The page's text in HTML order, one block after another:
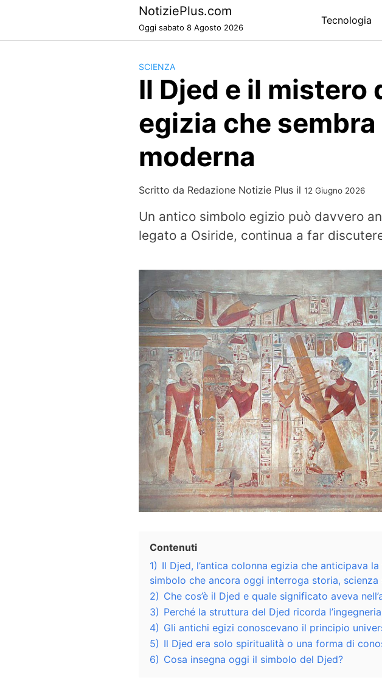
NotiziePlus.com
Oggi sabato 8 Agosto 2026
Tecnologia
SCIENZA
Il Djed e il mistero
egizia che
moderna
Scritto da Redazione Notizie Plus il 12 Giugno 2026
Un antico simbolo egizio può davvero
legato a Osiride, continua a far
Contenuti
1) Il Djed, l’antica colonna egizia che anticipava
simbolo che ancora oggi interroga storia, scienza
2) Che cos’è il Djed e quale significato aveva
3) Perché la struttura del Djed ricorda
4) Gli antichi egizi conoscevano il principio
5) Il Djed era solo spiritualità o una forma di
6) Cosa insegna oggi il simbolo del Djed?